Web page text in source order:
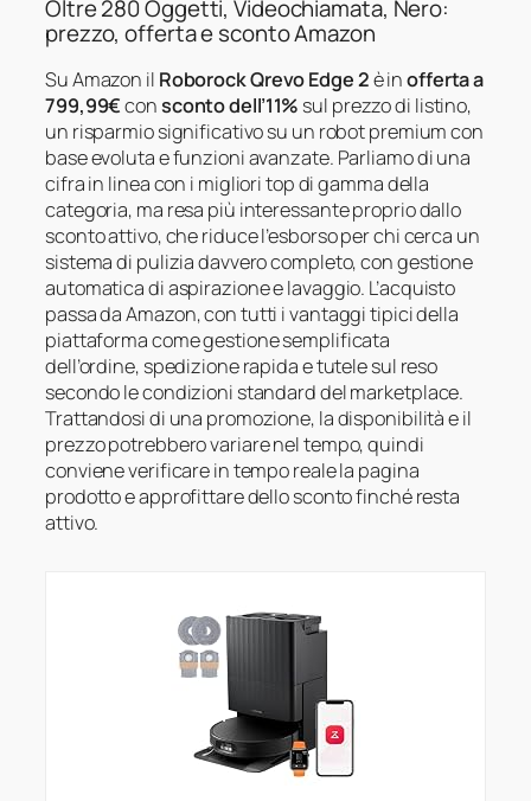
Oltre 280 Oggetti, Videochiamata, Nero:
prezzo, offerta e sconto Amazon
Su Amazon il Roborock Qrevo Edge 2è inofferta a
799,99€consconto dell’11% sul prezzo di listino,
un risparmio significativo su un robot premium con
base evoluta e funzioni avanzate. Parliamo di una
cifra in linea con i migliori top di gamma della
categoria, ma resa più interessante proprio dallo
sconto attivo, che riduce l’esborso per chi cerca un
sistema di pulizia davvero completo, con gestione
automatica di aspirazione e lavaggio. L’acquisto
passa da Amazon, con tutti i vantaggi tipici della
piattaforma come gestione semplificata
dell’ordine, spedizione rapida e tutele sul reso
secondo le condizioni standard del marketplace.
Trattandosi di una promozione, la disponibilità e il
prezzo potrebbero variare nel tempo, quindi
conviene verificare in tempo reale la pagina
prodotto e approfittare dello sconto finché resta
attivo.